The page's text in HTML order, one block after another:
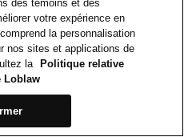
des témoins et des
votre expérience en
la personnalisation
nos sites et applications de
la
Politique relative
Loblaw